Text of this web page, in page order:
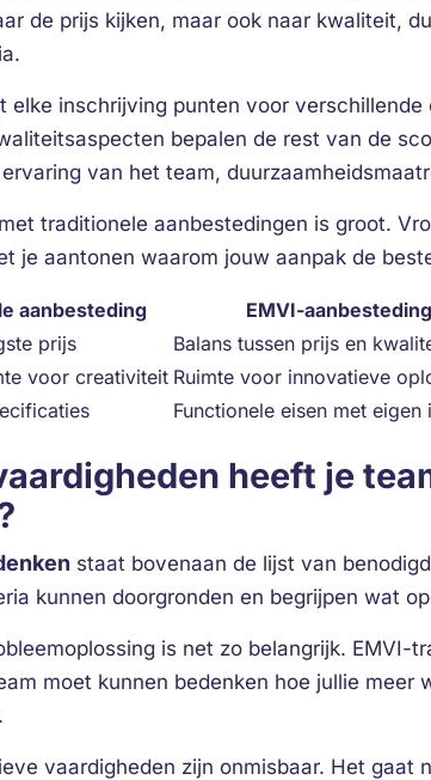
de prijs kijken, maar ook naar kwaliteit,
elke inschrijving punten voor
bepalen de rest van de
van het team,
traditionele aanbestedingen is groot.
je aantonen waarom jouw aanpak de
aanbesteding
EMVI-aanbesteding
prijs
Balans tussen prijs en
voor creativiteit Ruimte voor innovatieve
Functionele eisen met eigen
heeft je
staat bovenaan de lijst van
kunnen doorgronden en begrijpen wat
is net zo belangrijk.
moet kunnen bedenken hoe jullie meer
vaardigheden zijn onmisbaar. Het gaat